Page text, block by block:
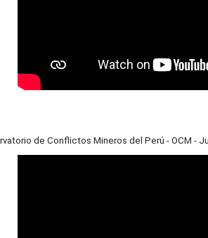
de Conflictos Mineros del Perú - OCM -